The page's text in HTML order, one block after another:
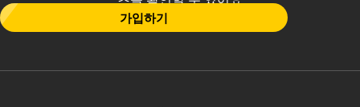
가입하기